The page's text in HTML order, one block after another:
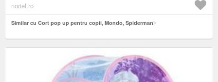
noriel.ro
Similar cu Cort pop up pentru copii, Mondo, Spiderman